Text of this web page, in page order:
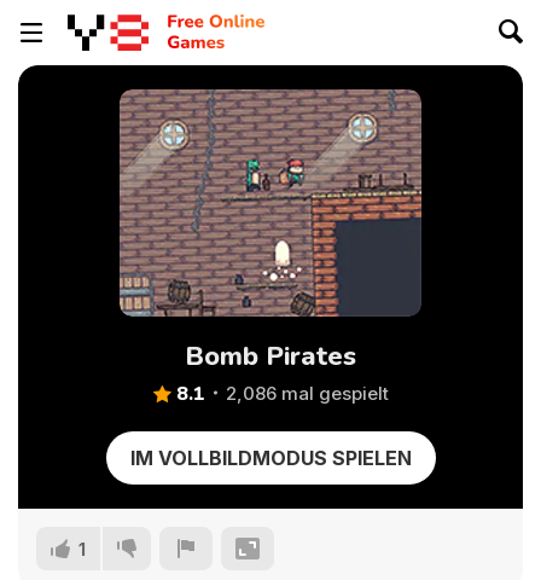
Bomb Pirates
8.1 2,086 mal gespielt
IM VOLLBILDMODUS SPIELEN
1